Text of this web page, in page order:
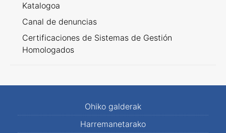
Katalogoa
Canal de denuncias
Certificaciones de Sistemas de Gestión
Homologados
Ohiko galderak
Harremanetarako